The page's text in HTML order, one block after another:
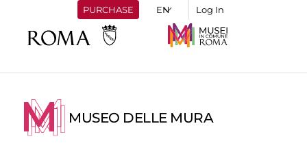
PURCHASE Log In
MUSEO DELLE MURA